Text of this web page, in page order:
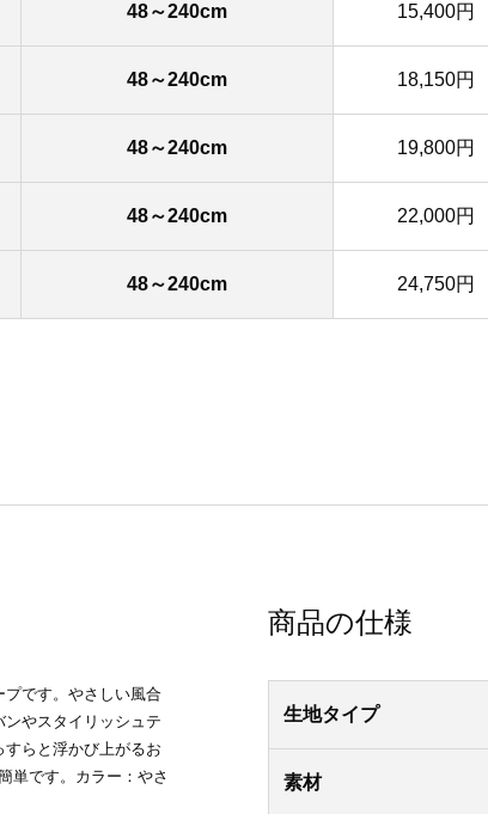
48～240cm 15,400円
48～240cm 18,150円
48～240cm 19,800円
48～240cm 22,000円
48～240cm 24,750円
です。やさしい風合
やスタイリッシュテ
らと浮かび上がるお
単です。カラー：やさ
商品の仕様
生地タイプ
素材